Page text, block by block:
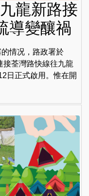
龍新路接
導變釀禍
情况，路政署於
接荃灣路快線往九龍
日正式啟用。惟在開